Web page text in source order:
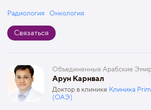
Радиология Онкология
Связаться
Объединенные Арабские
Арун Карнвал
Доктор в клинике Клиника
(ОАЭ)